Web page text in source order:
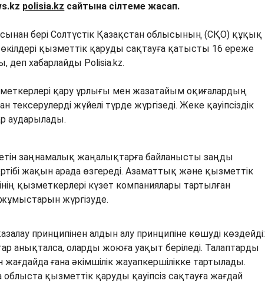
polisia.kz сайтына сілтеме жасап.
бері Солтүстік Қазақстан облысының (СҚО) құқық
қызметтік қаруды сақтауға қатысты 16 ереже
деп хабарлайды Polisia.kz.
қару ұрлығы мен жазатайым оқиғалардың
тексерулерді жүйелі түрде жүргізеді. Жеке қауіпсіздік
аударылады.
заңнамалық жаңалықтарға байланысты заңды
жақын арада өзгереді. Азаматтық және қызметтік
қызметкерлері күзет компаниялары тартылған
жұмыстарын жүргізуде.
принципінен алдын алу принципіне көшуді көздейді:
анықталса, оларды жоюға уақыт беріледі. Талаптарды
ғана әкімшілік жауапкершілікке тартылады.
облыста қызметтік қаруды қауіпсіз сақтауға жағдай